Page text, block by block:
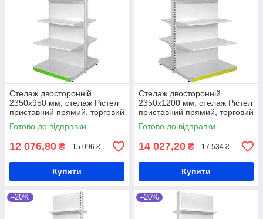
Стелаж двосторонній
2350х950 мм, стелаж Рістел
приставний прямий, торговий
стелаж в магазин, стелаж з
полицями, торговий стенд
Готово до відправки
12 076,80 ₴ 15 096 ₴
Купити
Стелаж двосторонній
2350х1200 мм, стелаж Рістел
приставний прямий, торговий
стелаж в магазин, стелаж з
полицями, торговий стенд
Готово до відправки
14 027,20 ₴ 17 534 ₴
Купити
–20% –20%